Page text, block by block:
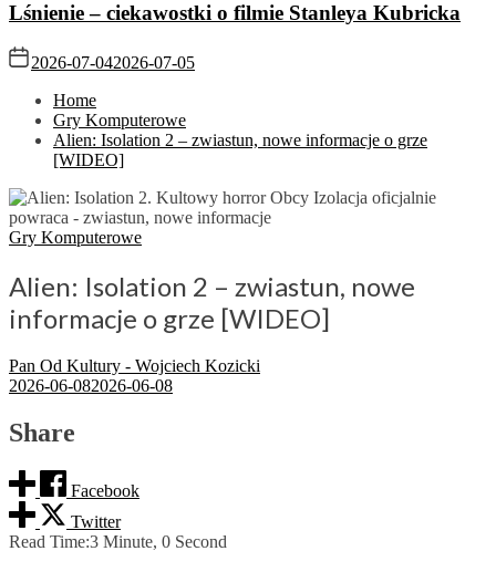
Lśnienie – ciekawostki o filmie Stanleya Kubricka
2026-07-042026-07-05
Home
Gry Komputerowe
Alien: Isolation 2 – zwiastun, nowe informacje o grze
[WIDEO]
Gry Komputerowe
Alien: Isolation 2 – zwiastun, nowe
informacje o grze [WIDEO]
Pan Od Kultury - Wojciech Kozicki
2026-06-082026-06-08
Share
Facebook
Twitter
Read Time:3 Minute, 0 Second